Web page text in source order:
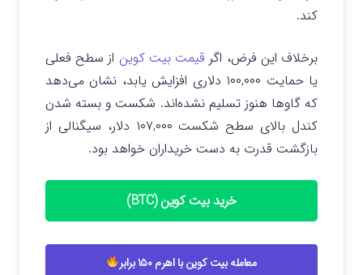
کند.
برخلاف این فرض، اگر قیمت بیت کوین از سطح فعلی
یا حمایت ۱۰۰,۰۰۰ دلاری افزایش یابد، نشان می‌دهد
که گاوها هنوز تسلیم نشده‌اند. شکست و بسته شدن
کندل بالای سطح شکست ۱۰۷,۰۰۰ دلار، سیگنالی از
بازگشت قدرت به دست خریداران خواهد بود.
خرید بیت کوین (BTC)
معامله بیت کوین با اهرم ۱۵۰ برابر